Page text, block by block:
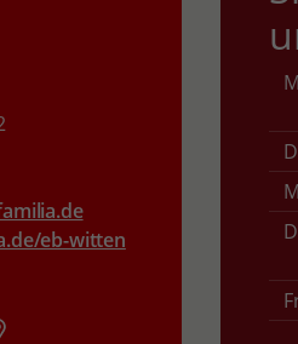
eb-witten